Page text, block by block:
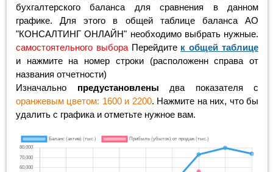
бухгалтерского баланса для сравнения в данном
графике. Для этого в общей таблице баланса АО
"КОНСАЛТИНГ ОНЛАЙН" необходимо выбрать нужные.
самостоятельного выбораПерейдите к общей таблице
и нажмите на номер строки (расположенн справа от
названия отчетности)
Изначально предустановлены два показателя с
оранжевым цветом: 1600 и 2200. Нажмите на них, что бы
удалить с графика и отметьте нужное вам.